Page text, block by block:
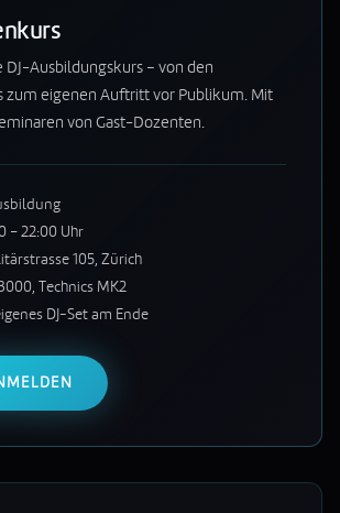
Ausbildungskurs – von den
zum eigenen Auftritt vor Publikum. Mit
von Gast-Dozenten.
– 22:00 Uhr
105, Zürich
Technics MK2
DJ-Set am Ende